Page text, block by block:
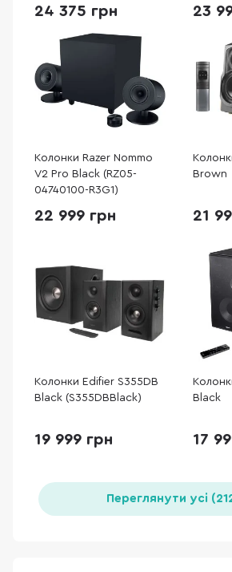
24 375 грн 23
Колонки Razer Nommo
V2 Pro Black (RZ05-
04740100-R3G1)
22 999 грн
Brown
21
Колонки Edifier S355DB
Black (S355DBBlack)
19 999 грн
Black
17
Переглянути усі